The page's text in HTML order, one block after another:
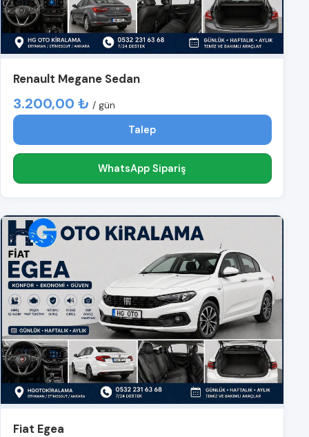
Renault Megane Sedan
3.200,00 ₺ / gün
Talep
WhatsApp Sipariş
Fiat Egea